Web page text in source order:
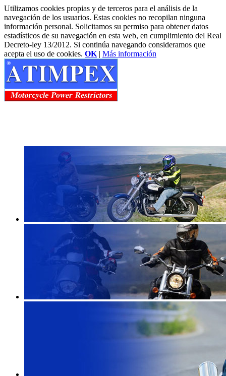
Utilizamos cookies propias y de terceros para el análisis de la
navegación de los usuarios. Estas cookies no recopilan ninguna
información personal. Solicitamos su permiso para obtener datos
estadísticos de su navegación en esta web, en cumplimiento del Real
Decreto-ley 13/2012. Si continúa navegando consideramos que
acepta el uso de cookies. OK | Más información